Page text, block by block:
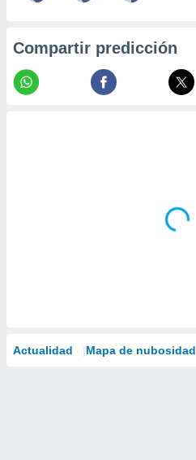
Compartir predicción
Actualidad Mapa de nubosidad